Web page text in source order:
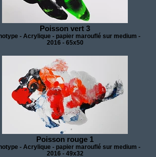
Poisson vert 3
- Acrylique - papier marouflé sur medium -
2016 - 65x50
Poisson rouge 1
- Acrylique - papier marouflé sur medium -
2016 - 49x32